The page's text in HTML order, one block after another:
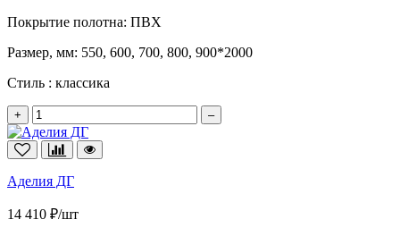
Покрытие полотна: ПВХ
Размер, мм: 550, 600, 700, 800, 900*2000
Стиль : классика
+ –
Аделия ДГ
14 410 ₽/шт